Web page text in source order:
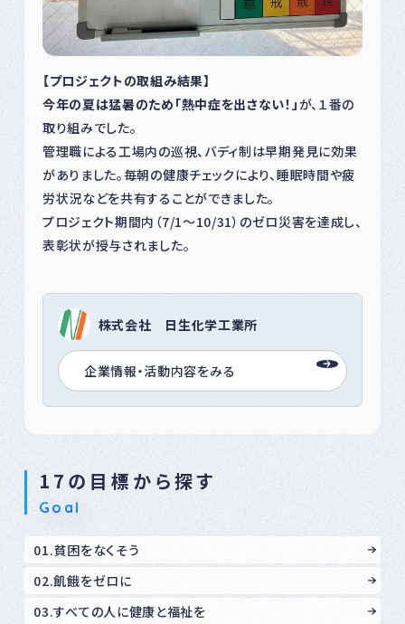
17の目標から探す
Goal
01.貧困をなくそう
02.飢餓をゼロに
03.すべての人に健康と福祉を
【プロジェクトの取組み結果】
今年の夏は猛暑のため「熱中症を出さない！」が、１番の
取り組みでした。
管理職による工場内の巡視、バディ制は早期発見に効果
がありました。毎朝の健康チェックにより、睡眠時間や疲
労状況などを共有することができました。
プロジェクト期間内（7/1～10/31）のゼロ災害を達成し、
表彰状が授与されました。
株式会社 日生化学工業所
企業情報・活動内容をみる